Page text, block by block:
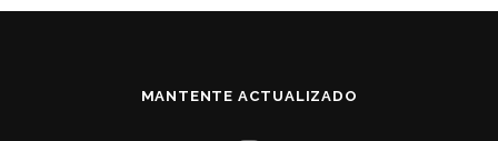
MANTENTE ACTUALIZADO